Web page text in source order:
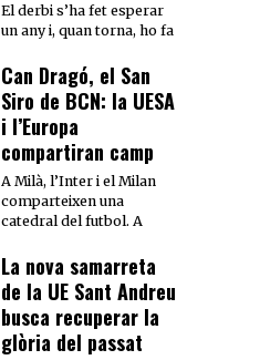
El derbi s’ha fet esperar
un any i, quan torna, ho fa
Can Dragó, el San
Siro de BCN: la UESA
i l’Europa
compartiran camp
A Milà, l’Inter i el Milan
comparteixen una
catedral del futbol. A
La nova samarreta
de la UE Sant Andreu
busca recuperar la
glòria del passat